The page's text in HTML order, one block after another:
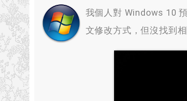
我個人對 Windows 10
文修改方式，但沒找到